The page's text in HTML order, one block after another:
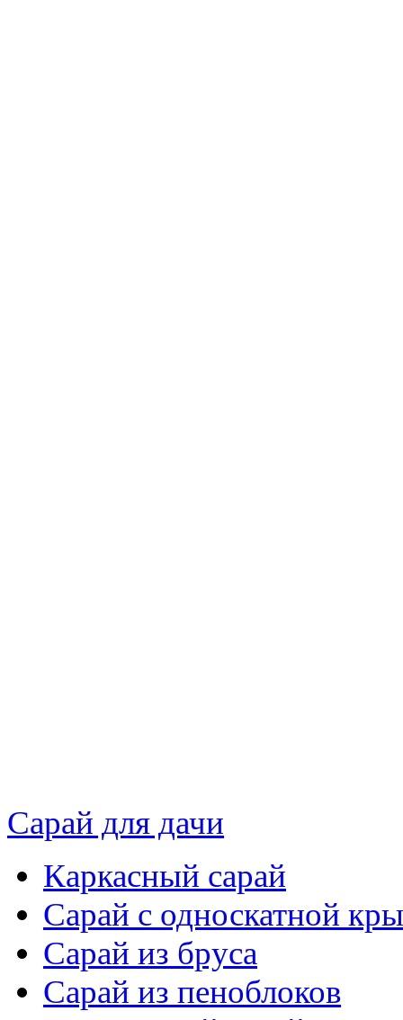
Сарай для дачи
Каркасный сарай
Сарай с односкатной
Сарай из бруса
Сарай из пеноблоков